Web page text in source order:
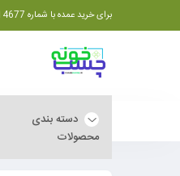
برای خرید عمده با شماره 09122414677 تماس بگیرید
دسته بندی
محصولات